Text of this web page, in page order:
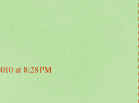
at 8:28 PM